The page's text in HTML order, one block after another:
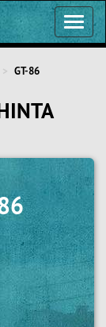
GT-86